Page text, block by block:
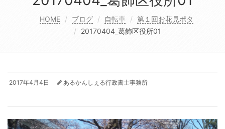
HOME ブログ 自転車
第１回お花見ポタ
20170404_葛飾区役所01
2017年4月4日 あるかんしぇる行政書士事務所